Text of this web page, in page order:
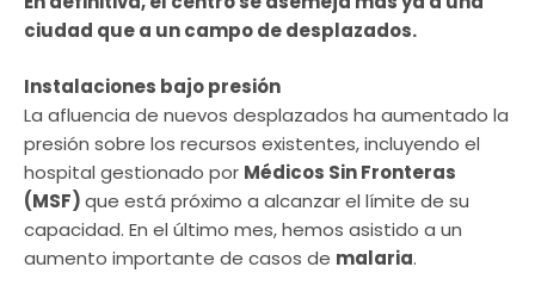
ciudad que a un campo de desplazados.
Instalaciones bajo presión
La afluencia de nuevos desplazados ha aumentado la
presión sobre los recursos existentes, incluyendo el
hospital gestionado por Médicos Sin Fronteras
(MSF)que está próximo a alcanzar el límite de su
capacidad. En el último mes, hemos asistido a un
aumento importante de casos de malaria.